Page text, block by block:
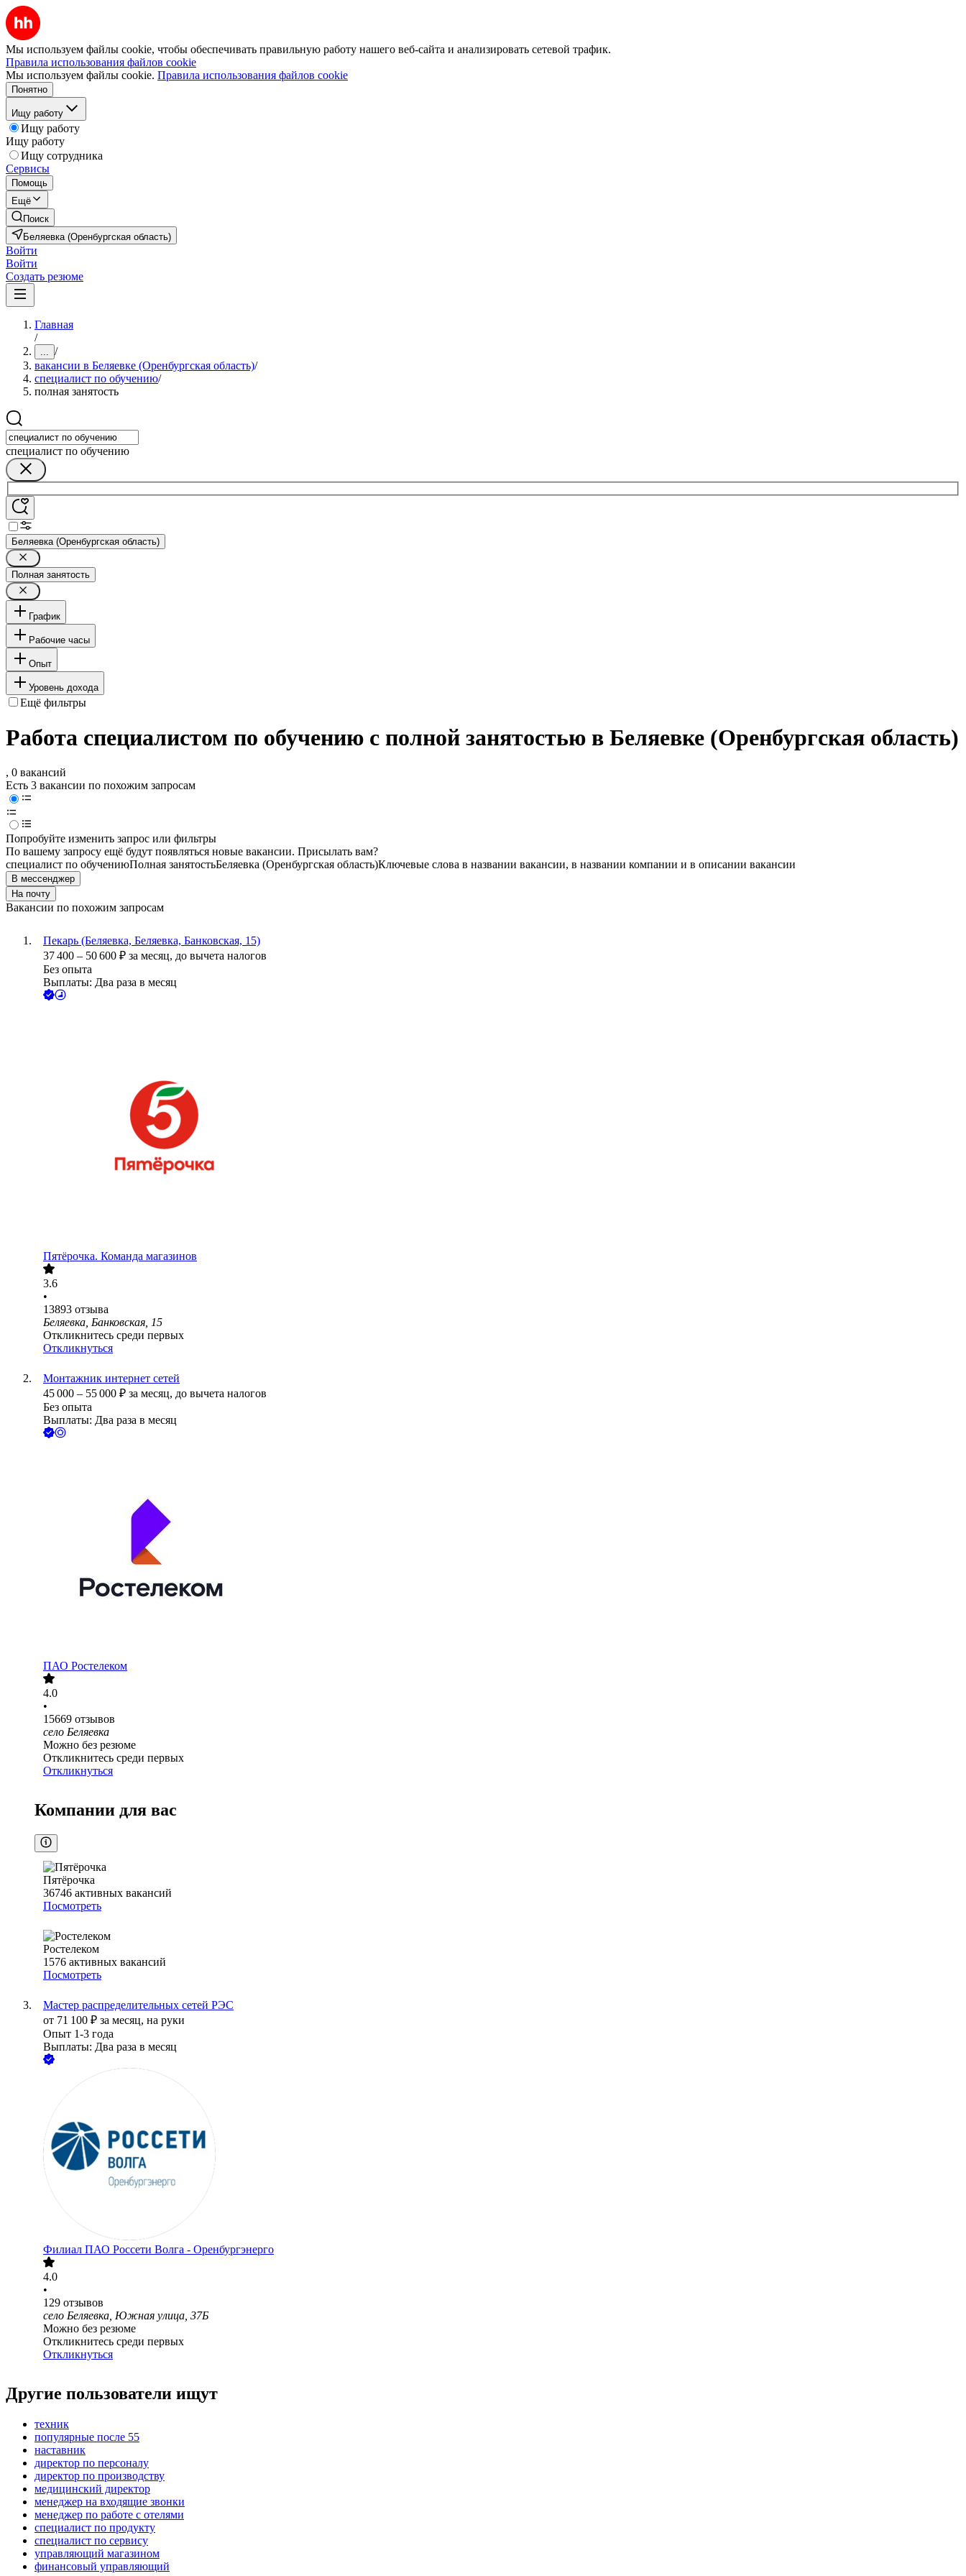
Мы используем файлы cookie, чтобы обеспечивать правильную работу нашего веб-сайта и анализировать сетевой трафик.
Правила использования файлов cookie
Мы используем файлы cookie. Правила использования файлов cookie
Понятно
Ищу работу
Ищу работу
Ищу работу
Ищу сотрудника
Сервисы
Помощь
Ещё
Поиск
Беляевка (Оренбургская область)
Войти
Войти
Создать резюме
Главная
/
... /
вакансии в Беляевке (Оренбургская область)/
специалист по обучению/
полная занятость
специалист по обучению
Беляевка (Оренбургская область)
Полная занятость
График
Рабочие часы
Опыт
Уровень дохода
Ещё фильтры
Работа специалистом по обучению с полной занятостью в Беляевке (Оренбургская область)
, 0 вакансий
Есть 3 вакансии по похожим запросам
Попробуйте изменить запрос или фильтры
По вашему запросу ещё будут появляться новые вакансии. Присылать вам?
специалист по обучениюПолная занятостьБеляевка (Оренбургская область)Ключевые слова в названии вакансии, в названии компании и в описании вакансии
В мессенджер
На почту
Вакансии по похожим запросам
Пекарь (Беляевка, Беляевка, Банковская, 15)
37 400 – 50 600 ₽ за месяц, до вычета налогов
Без опыта
Выплаты: Два раза в месяц
Пятёрочка. Команда магазинов
3.6
•
13893 отзыва
Беляевка, Банковская, 15
Откликнитесь среди первых
Откликнуться
Монтажник интернет сетей
45 000 – 55 000 ₽ за месяц, до вычета налогов
Без опыта
Выплаты: Два раза в месяц
ПАО Ростелеком
4.0
•
15669 отзывов
село Беляевка
Можно без резюме
Откликнитесь среди первых
Откликнуться
Компании для вас
Пятёрочка
36746 активных вакансий
Посмотреть
Ростелеком
1576 активных вакансий
Посмотреть
Мастер распределительных сетей РЭС
от 71 100 ₽ за месяц, на руки
Опыт 1-3 года
Выплаты: Два раза в месяц
Филиал ПАО Россети Волга - Оренбургэнерго
4.0
•
129 отзывов
село Беляевка, Южная улица, 37Б
Можно без резюме
Откликнитесь среди первых
Откликнуться
Другие пользователи ищут
техник
популярные после 55
наставник
директор по персоналу
директор по производству
медицинский директор
менеджер на входящие звонки
менеджер по работе с отелями
специалист по продукту
специалист по сервису
управляющий магазином
финансовый управляющий